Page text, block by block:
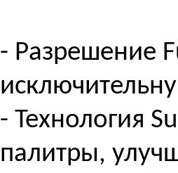
- Разрешение
- Технология
палитры,